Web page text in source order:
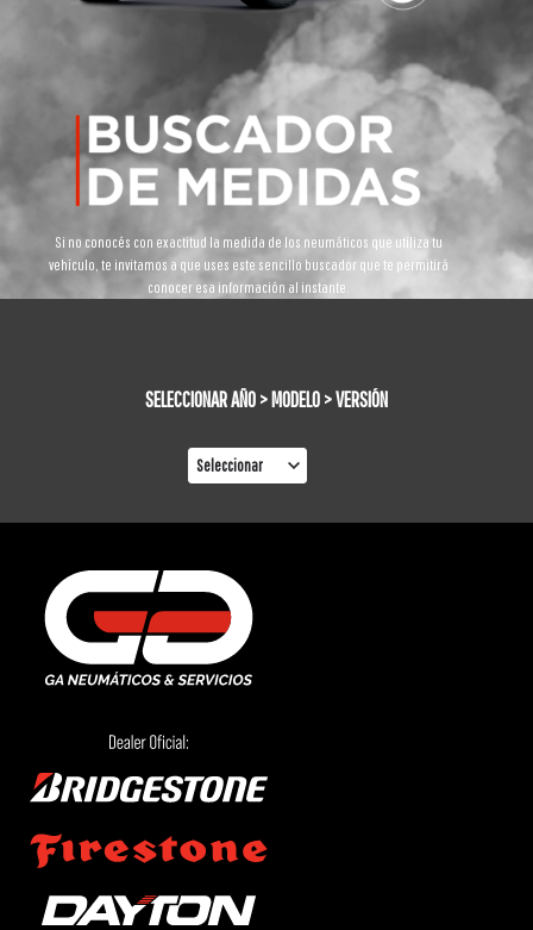
Si no conocés con exactitud la medida de los neumáticos que utiliza tu
vehículo, te invitamos a que uses este sencillo buscador que te permitirá
conocer esa información al instante.
SELECCIONAR AÑO > MODELO > VERSIÓN